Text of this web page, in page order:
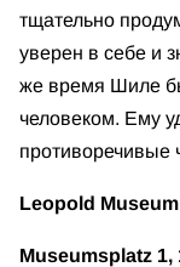
тщательно
уверен в себе и
же время Шиле
человеком. Ему
противоречивые
Leopold Museum
Museumsplatz 1,